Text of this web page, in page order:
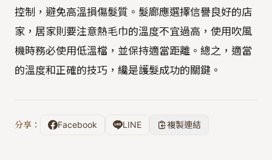
控制，避免高溫損傷髮質。髮廊應選擇信譽良好的店
家，居家則要注意熱毛巾的溫度不宜過高，使用吹風
機時務必使用低溫檔，並保持適當距離。總之，適當
的溫度和正確的技巧，纔是護髮成功的關鍵。
分享： Facebook LINE 複製連結